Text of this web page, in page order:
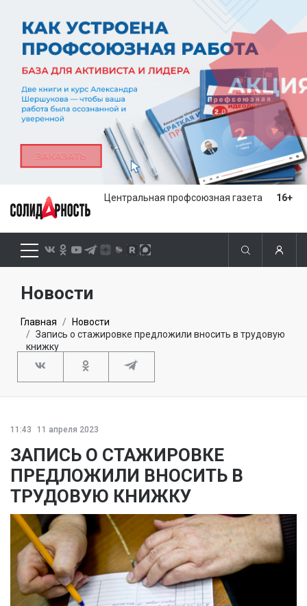
Центральная профсоюзная газета 16+
Новости
Главная
Новости
Запись о стажировке предложили вносить в трудовую
книжку
11:43 11 апреля 2023
ЗАПИСЬ О СТАЖИРОВКЕ
ПРЕДЛОЖИЛИ ВНОСИТЬ В
ТРУДОВУЮ КНИЖКУ